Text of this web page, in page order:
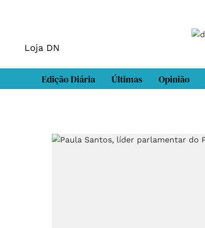
Loja DN
Edição Diária Últimas Opinião